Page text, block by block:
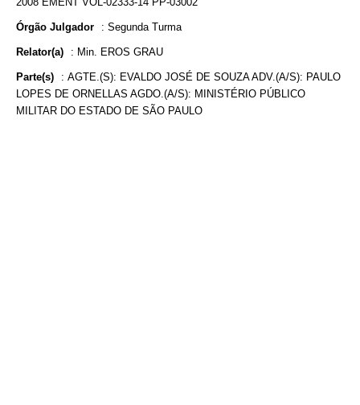
Órgão Julgador : Segunda Turma
Relator(a) : Min. EROS GRAU
Parte(s) : AGTE.(S): EVALDO JOSÉ DE SOUZA ADV.(A/S): PAULO
LOPES DE ORNELLAS AGDO.(A/S): MINISTÉRIO PÚBLICO
MILITAR DO ESTADO DE SÃO PAULO